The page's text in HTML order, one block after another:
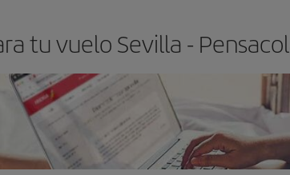
tu vuelo Sevilla -